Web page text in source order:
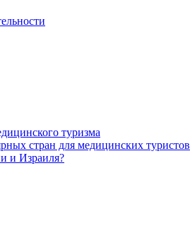
туризма
стран для медицинских туристов
и Израиля?